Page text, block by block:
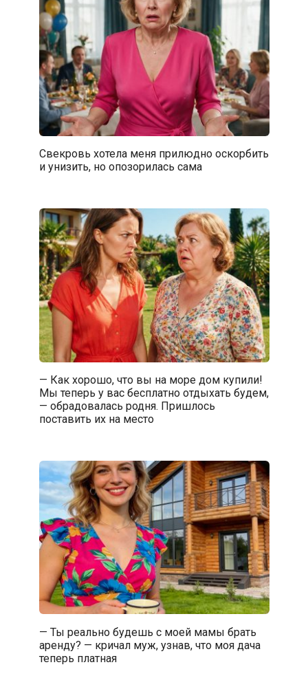
Свекровь хотела меня прилюдно оскорбить
и унизить, но опозорилась сама
— Как хорошо, что вы на море дом купили!
Мы теперь у вас бесплатно отдыхать будем,
— обрадовалась родня. Пришлось
поставить их на место
— Ты реально будешь с моей мамы брать
аренду? — кричал муж, узнав, что моя дача
теперь платная